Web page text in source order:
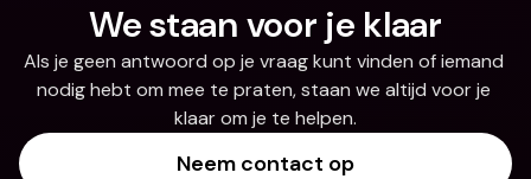
We staan voor je klaar
Als je geen antwoord op je vraag kunt vinden of iemand
nodig hebt om mee te praten, staan we altijd voor je
klaar om je te helpen.
Neem contact op